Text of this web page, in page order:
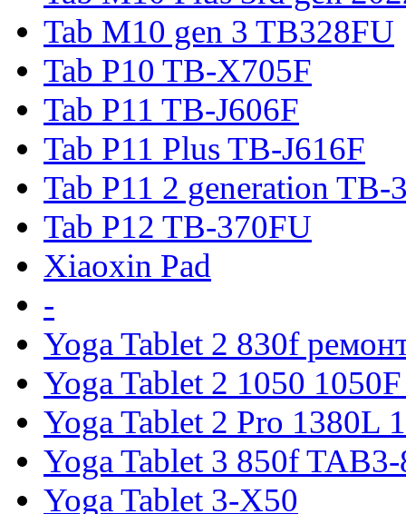
Tab M10 gen 3 TB328FU
Tab P10 TB-X705F
Tab P11 TB-J606F
Tab P11 Plus TB-J616F
Tab P11 2 generation TB-
Tab P12 TB-370FU
Xiaoxin Pad
-
Yoga Tablet 2 830f
Yoga Tablet 2 1050
Yoga Tablet 2 Pro 1380L
Yoga Tablet 3 850f
Yoga Tablet 3-X50